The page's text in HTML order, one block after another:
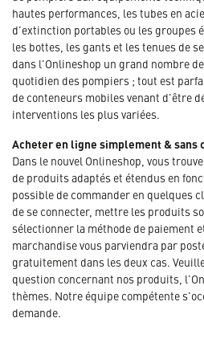
hautes performances, les tubes en
d'extinction portables ou les groupes
les bottes, les gants et les tenues de
dans l'Onlineshop un grand nombre
quotidien des pompiers ; tout est
de conteneurs mobiles venant d'être
interventions les plus variées.
Acheter en ligne simplement & sans
Dans le nouvel Onlineshop, vous
de produits adaptés et étendus en
possible de commander en quelques
de se connecter, mettre les produits
sélectionner la méthode de paiement
marchandise vous parviendra par
gratuitement dans les deux cas.
question concernant nos produits,
thèmes. Notre équipe compétente
demande.